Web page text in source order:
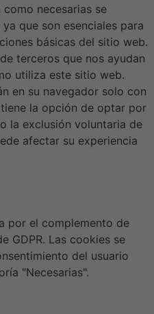
necesarias se
que son esenciales para
básicas del sitio web.
terceros que nos ayudan
utiliza este sitio web.
en su navegador solo con
la opción de optar por
la exclusión voluntaria de
afectar su experiencia
por el complemento de
GDPR. Las cookies se
del usuario
"Necesarias".